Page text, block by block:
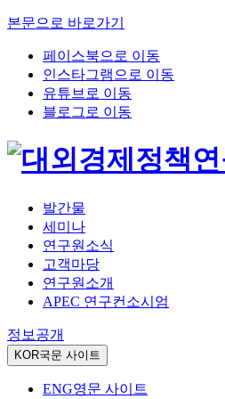
본문으로 바로가기
페이스북으로 이동
인스타그램으로 이동
유튜브로 이동
블로그로 이동
발간물
세미나
연구원소식
고객마당
연구원소개
APEC 연구컨소시엄
정보공개
KOR국문 사이트
ENG영문 사이트